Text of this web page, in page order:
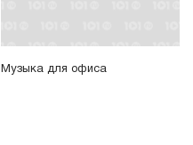
Музыка для офиса